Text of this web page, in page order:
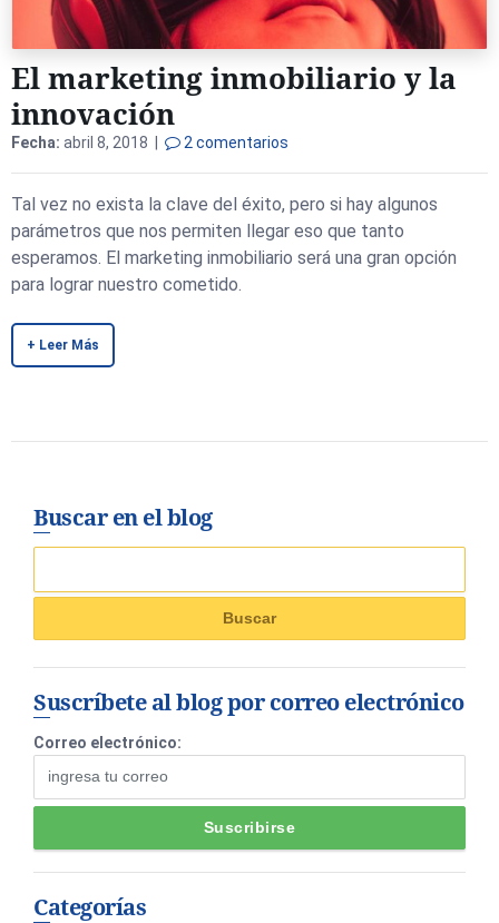
El marketing inmobiliario y la
innovación
Fecha: abril 8, 2018 | 2 comentarios
Tal vez no exista la clave del éxito, pero si hay algunos
parámetros que nos permiten llegar eso que tanto
esperamos. El marketing inmobiliario será una gran opción
para lograr nuestro cometido.
+ Leer Más
Buscar en el blog
Suscríbete al blog por correo electrónico
Correo electrónico:
Categorías